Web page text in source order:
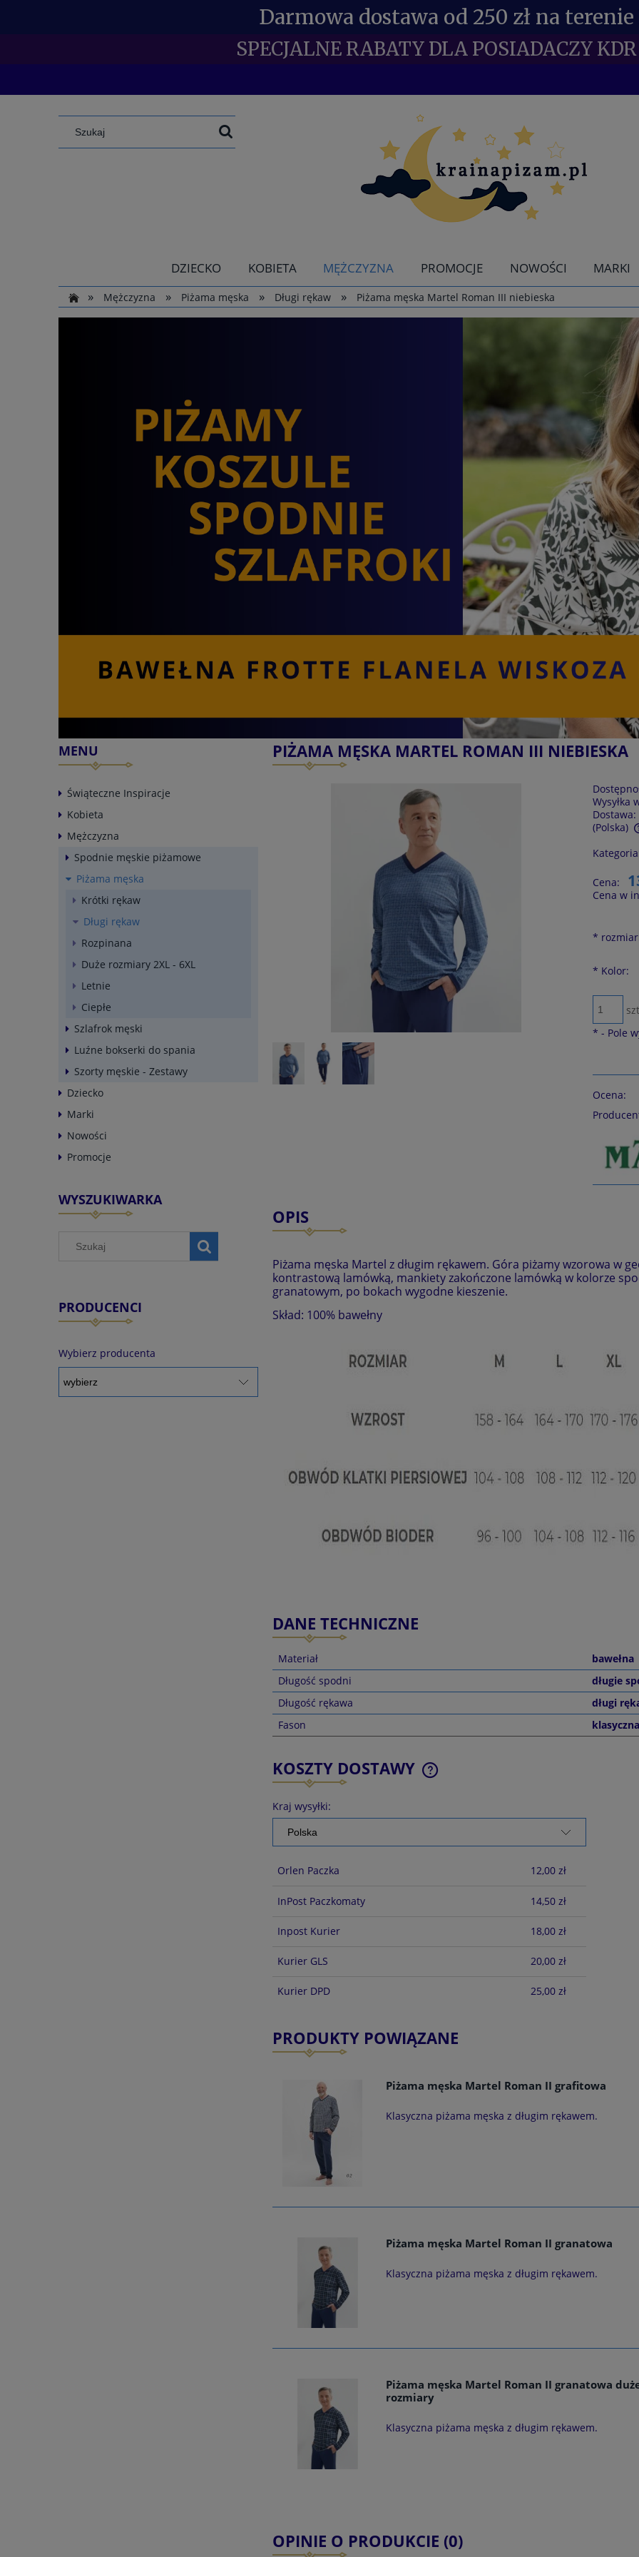
Darmowa dostawa od 250 zł na
SPECJALNE RABATY DLA POSIADACZY
DZIECKO KOBIETA MĘŻCZYZNA PROMOCJE NOWOŚCI MARKI
»
Mężczyzna » Piżama męska » Długi rękaw » Piżama męska Martel Roman III niebieska
MENU
Świąteczne Inspiracje
Kobieta
Mężczyzna
Spodnie męskie piżamowe
Piżama męska
Krótki rękaw
Długi rękaw
Rozpinana
Duże rozmiary 2XL - 6XL
Letnie
Ciepłe
Szlafrok męski
Luźne bokserki do spania
Szorty męskie - Zestawy
Dziecko
Marki
Nowości
Promocje
WYSZUKIWARKA
PRODUCENCI
Wybierz producenta
PIŻAMA MĘSKA MARTEL ROMAN III NIEBIESKA
Wysyłka
Dostawa:
(Polska)
Cena nie zawiera ewentualnych kosztów
płatności
Cena:
Cena w
*
* Kolor:
* - Pole
Ocena:
OPIS
Piżama męska Martel z długim rękawem. Góra piżamy wzorowa w
kontrastową lamówką, mankiety zakończone lamówką w kolorze
granatowym, po bokach wygodne kieszenie.
Skład: 100% bawełny
DANE TECHNICZNE
Materiał
bawełna
Długość spodni
długie
Długość rękawa
długi
Fason
klasyczna
KOSZTY DOSTAWY
KOSZTÓW PŁATNOŚCI
Kraj wysyłki:
Orlen Paczka 12,00 zł
InPost Paczkomaty 14,50 zł
Inpost Kurier 18,00 zł
Kurier GLS 20,00 zł
Kurier DPD 25,00 zł
PRODUKTY POWIĄZANE
Piżama męska Martel Roman II grafitowa
Klasyczna piżama męska z długim rękawem.
Piżama męska Martel Roman II granatowa
Klasyczna piżama męska z długim rękawem.
Piżama męska Martel Roman II granatowa
rozmiary
Klasyczna piżama męska z długim rękawem.
OPINIE O PRODUKCIE (0)